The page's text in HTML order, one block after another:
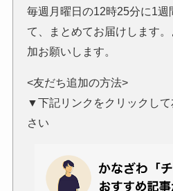
毎週月曜日の12時25分に1週
て、まとめてお届けします
加お願いします。
<友だち追加の方法>
▼下記リンクをクリックし
さい